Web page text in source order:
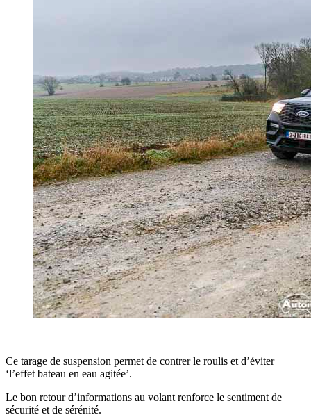
Ce tarage de suspension permet de contrer le roulis et d’éviter
‘l’effet bateau en eau agitée’.
Le bon retour d’informations au volant renforce le sentiment de
sécurité et de sérénité.